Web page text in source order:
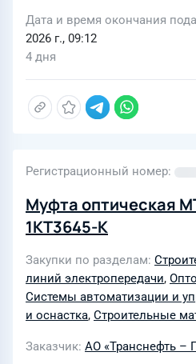
Дата и время окончания
2026 г., 09:12
4 дня
Регистрационный номер
Муфта оптическая
1КТ3645-К
Закупки по разделам
линий электропередачи,
Системы автоматизации и
и оснастка, Строительные
Заказчик АО «Транснефть –